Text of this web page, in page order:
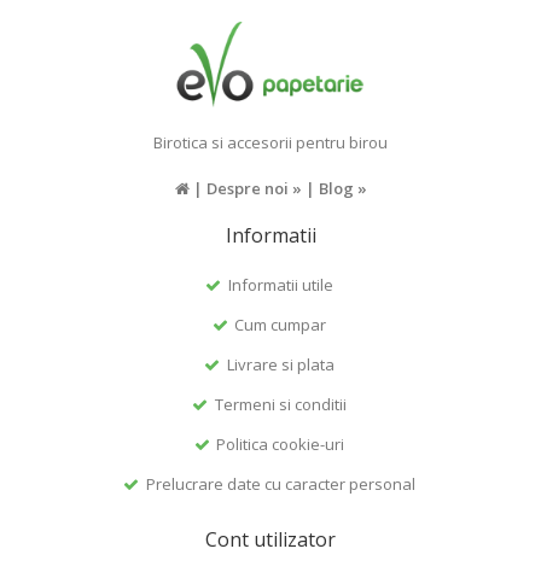
Birotica si accesorii pentru birou
| Despre noi » | Blog »
Informatii
Informatii utile
Cum cumpar
Livrare si plata
Termeni si conditii
Politica cookie-uri
Prelucrare date cu caracter personal
Cont utilizator